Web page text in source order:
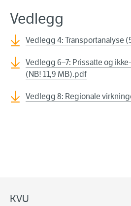
Vedlegg
Vedlegg 4: Transportanalyse
Vedlegg 6–7: Prissatte og
(NB! 11,9 MB).pdf
Vedlegg 8: Regionale
KVU